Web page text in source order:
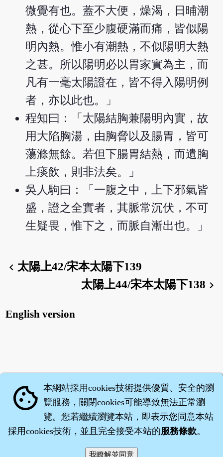
微覺有也。蓋不大便，燥渴，日晡潮
熱，從心下至少腹硬滿而痛，皆似陽
明內熱。惟小有潮熱，不似陽明大熱
之甚。所以陽明必以胃家實為主，而
凡有一毫太陽證在，皆不得入陽明例
者，亦以此也。」
程知曰：「太陽結胸兼陽明內實，故
用大陷胸湯，由胸脅以及腸胃，皆可
蕩滌無餘。若但下腸胃結熱，而遺胸
上痰飲，則非法矣。」
吳人駒曰：「一腹之中，上下邪氣皆
盛，證之全實者，其脈常沉伏，不可
生疑畏，惟下之，而脈自漸出也。」
chevron_left太陽上42/宋本太陽下139
太陽上44/宋本太陽下138 chevron_right
English version
cookie 本網站採用cookies技術提供優質、安全的瀏
覽服務，關閉cookies可能導致無法正常瀏
覽。您若繼續瀏覽本站，即表示您同意本站
採用cookies技術，並且完全接受本站的服務條款。